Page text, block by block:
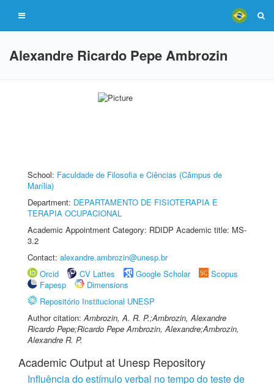
Alexandre Ricardo Pepe Ambrozin
School: Faculdade de Filosofia e Ciências (Câmpus de
Marília)
Department: DEPARTAMENTO DE FISIOTERAPIA E
TERAPIA OCUPACIONAL
Academic Appointment Category: RDIDP Academic title: MS-
3.2
Contact: alexandre.ambrozin@unesp.br
Orcid
CV Lattes Google Scholar
Scopus
Fapesp
Dimensions
Repositório Institucional UNESP
Author citation:Ambrozin, A. R. P.;Ambrozin, Alexandre
Ricardo Pepe;Ricardo Pepe Ambrozin, Alexandre;Ambrozin,
Alexandre R. P.
Academic Output at Unesp Repository
Influência do estímulo verbal no tempo do teste de